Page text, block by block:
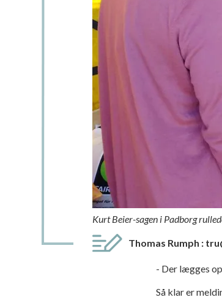
Kurt Beier-sagen i Padborg
Thomas Rumph :
- Der lægges
Så klar er